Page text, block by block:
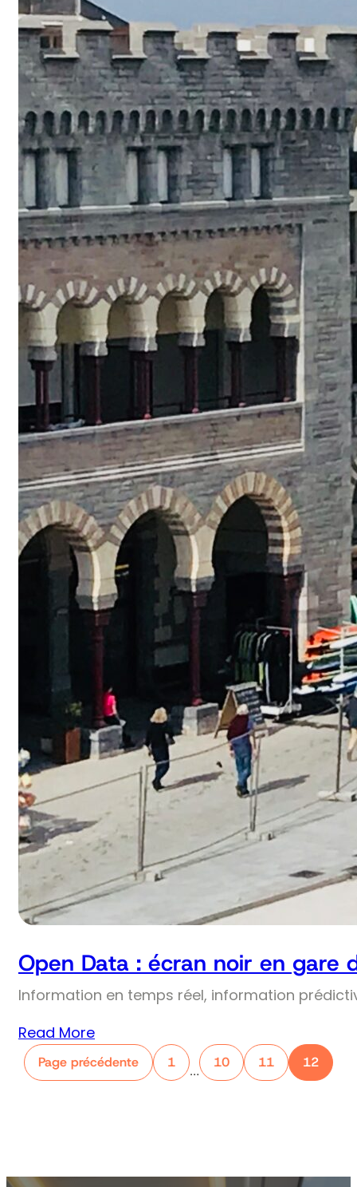
Open Data : écran noir en gare
Information en temps réel, information
Read More
Page précédente 1
…
10 11 12